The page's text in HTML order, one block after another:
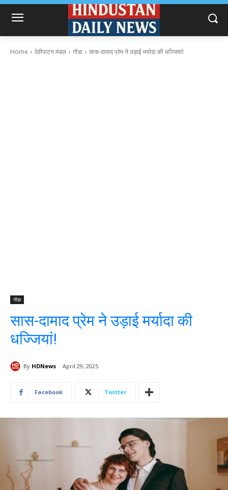
Home देवीपाटन मंडल गोंडा सास-दामाद प्रेम ने उड़ाई मर्यादा की धज्जियां!
गोंडा
सास-दामाद प्रेम ने उड़ाई मर्यादा की
धज्जियां!
By HDNews April 29, 2025
Facebook Twitter